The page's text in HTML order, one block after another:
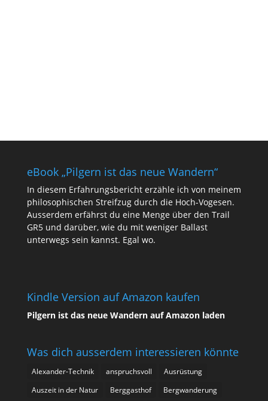
eBook „Pilgern ist das neue Wandern“
In diesem Erfahrungsbericht erzähle ich von meinem
philosophischen Streifzug durch die Hoch-Vogesen.
Ausserdem erfährst du eine Menge über den Trail
GR5 und darüber, wie du mit weniger Ballast
unterwegs sein kannst. Egal wo.
Kindle Version auf Amazon kaufen
Pilgern ist das neue Wandern auf Amazon laden
Was dich ausserdem interessieren könnte
Alexander-Technik anspruchsvoll
Ausrüstung
Auszeit in der Natur
Berggasthof
Bergwanderung